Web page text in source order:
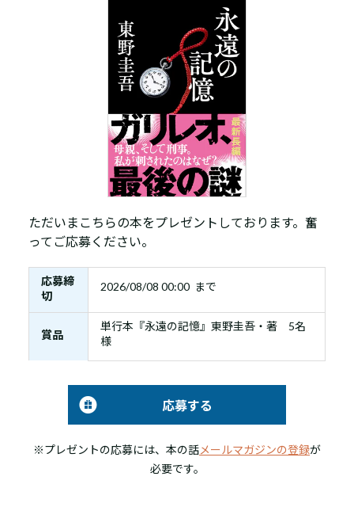
ただいまこちらの本をプレゼントしております。奮
ってご応募ください。
応募締
切
2026/08/08 00:00 まで
賞品
単行本『永遠の記憶』東野圭吾・著 5名
様
応募する
※プレゼントの応募には、本の話メールマガジンの登録が
必要です。